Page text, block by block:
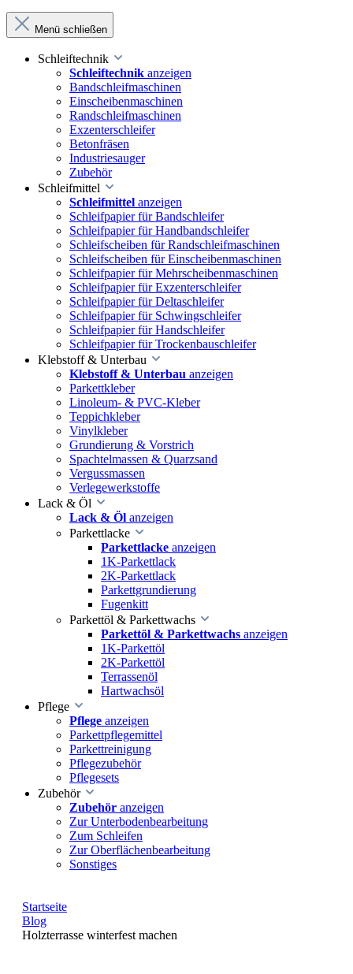
Menü schließen
Schleiftechnik
Schleiftechnik anzeigen
Bandschleifmaschinen
Einscheibenmaschinen
Randschleifmaschinen
Exzenterschleifer
Betonfräsen
Industriesauger
Zubehör
Schleifmittel
Schleifmittel anzeigen
Schleifpapier für Bandschleifer
Schleifpapier für Handbandschleifer
Schleifscheiben für Randschleifmaschinen
Schleifscheiben für Einscheibenmaschinen
Schleifpapier für Mehrscheibenmaschinen
Schleifpapier für Exzenterschleifer
Schleifpapier für Deltaschleifer
Schleifpapier für Schwingschleifer
Schleifpapier für Handschleifer
Schleifpapier für Trockenbauschleifer
Klebstoff & Unterbau
Klebstoff & Unterbau anzeigen
Parkettkleber
Linoleum- & PVC-Kleber
Teppichkleber
Vinylkleber
Grundierung & Vorstrich
Spachtelmassen & Quarzsand
Vergussmassen
Verlegewerkstoffe
Lack & Öl
Lack & Öl anzeigen
Parkettlacke
Parkettlacke anzeigen
1K-Parkettlack
2K-Parkettlack
Parkettgrundierung
Fugenkitt
Parkettöl & Parkettwachs
Parkettöl & Parkettwachs anzeigen
1K-Parkettöl
2K-Parkettöl
Terrassenöl
Hartwachsöl
Pflege
Pflege anzeigen
Parkettpflegemittel
Parkettreinigung
Pflegezubehör
Pflegesets
Zubehör
Zubehör anzeigen
Zur Unterbodenbearbeitung
Zum Schleifen
Zur Oberflächenbearbeitung
Sonstiges
Startseite
Blog
Holzterrasse winterfest machen